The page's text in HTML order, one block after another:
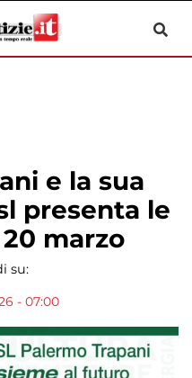
e la sua
presenta le
marzo
su:
- 07:00